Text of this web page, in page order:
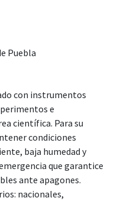
Puebla
con instrumentos
e
científica. Para su
condiciones
baja humedad y
que garantice
ante apagones.
nacionales,